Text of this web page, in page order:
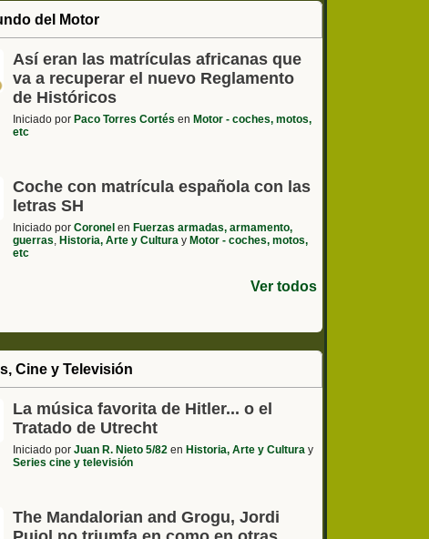
del Motor
Así eran las matrículas africanas que
va a recuperar el nuevo Reglamento
de Históricos
Iniciado por Paco Torres Cortés en Motor - coches, motos,
etc
Coche con matrícula española con las
letras SH
Iniciado porCoronel en Fuerzas armadas, armamento,
guerras, Historia, Arte y Cultura y Motor - coches, motos,
etc
Ver todos
Cine y Televisión
La música favorita de Hitler... o el
Tratado de Utrecht
Iniciado porJuan R. Nieto 5/82 en Historia, Arte y Cultura y
Series cine y televisión
The Mandalorian and Grogu, Jordi